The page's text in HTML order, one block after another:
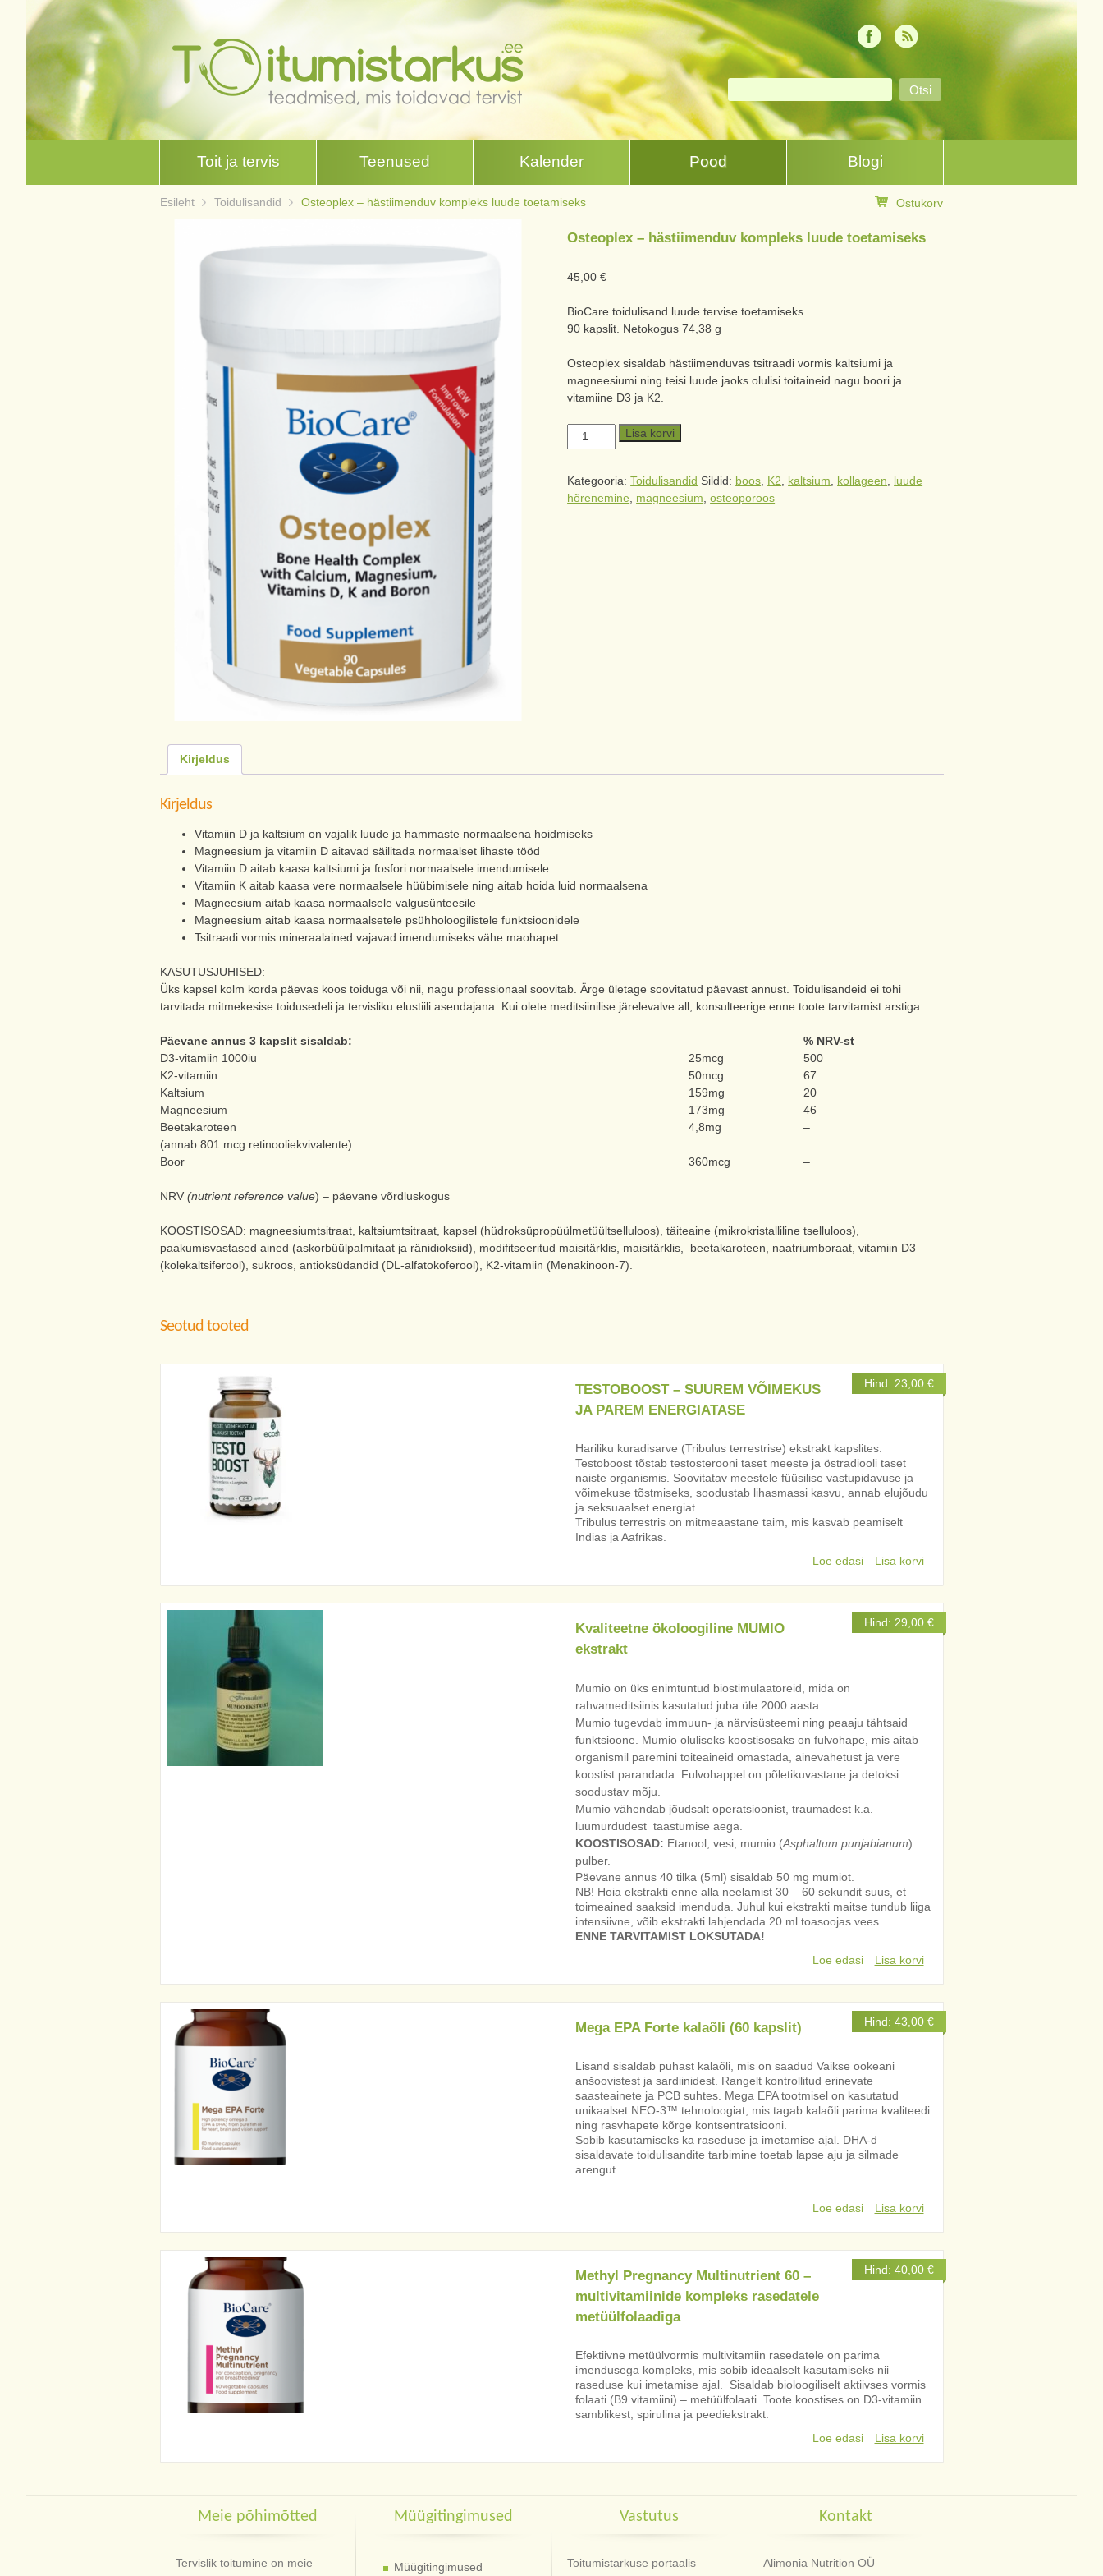
Toit ja tervis Teenused Kalender Pood Blogi
Esileht Toidulisandid Osteoplex – hästiimenduv kompleks luude toetamiseks Ostukorv
Osteoplex – hästiimenduv kompleks luude toetamiseks
45,00€
BioCare toidulisand luude tervise toetamiseks
90 kapslit. Netokogus 74,38 g
Osteoplex sisaldab hästiimenduvas tsitraadi vormis kaltsiumi ja
magneesiumi ning teisi luude jaoks olulisi toitaineid nagu boori ja
vitamiine D3 ja K2.
Lisa korvi
Kategooria:Toidulisandid Sildid: boos K2 kaltsium kollageen
luude
hõrenemine
magneesium ,osteoporoos
Kirjeldus
Kirjeldus
Vitamiin D ja kaltsium on vajalik luude ja hammaste normaalsena hoidmiseks
Magneesium ja vitamiin D aitavad säilitada normaalset lihaste tööd
Vitamiin D aitab kaasa kaltsiumi ja fosfori normaalsele imendumisele
Vitamiin K aitab kaasa vere normaalsele hüübimisele ning aitab hoida luid normaalsena
Magneesium aitab kaasa normaalsele valgusünteesile
Magneesium aitab kaasa normaalsetele psühholoogilistele funktsioonidele
Tsitraadi vormis mineraalained vajavad imendumiseks vähe maohapet
KASUTUSJUHISED:
Üks kapsel kolm korda päevas koos toiduga või nii, nagu professionaal soovitab. Ärge ületage soovitatud päevast annust. Toidulisandeid ei tohi
tarvitada mitmekesise toidusedeli ja tervisliku elustiili asendajana. Kui olete meditsiinilise järelevalve all, konsulteerige enne toote tarvitamist arstiga.
Päevane annus 3 kapslit sisaldab:
% NRV-st
D3-vitamiin 1000iu
25mcg
500
K2-vitamiin
50mcg
67
Kaltsium
159mg
20
Magneesium
173mg
46
Beetakaroteen
4,8mg
–
(annab 801 mcg retinooliekvivalente)
Boor
360mcg –
NRV (nutrient reference value) – päevane võrdluskogus
KOOSTISOSAD: magneesiumtsitraat, kaltsiumtsitraat, kapsel (hüdroksüpropüülmetüültselluloos), täiteaine (mikrokristalliline tselluloos),
paakumisvastased ained (askorbüülpalmitaat ja ränidioksiid), modifitseeritud maisitärklis, maisitärklis, beetakaroteen, naatriumboraat, vitamiin D3
(kolekaltsiferool), sukroos, antioksüdandid (DL-alfatokoferool), K2-vitamiin (Menakinoon-7).
Seotud tooted
TESTOBOOST – SUUREM VÕIMEKUS
JA PAREM ENERGIATASE
Hind: 23,00 €
Hariliku kuradisarve (Tribulus terrestrise) ekstrakt kapslites.
Testoboost tõstab testosterooni taset meeste ja östradiooli taset
naiste organismis. Soovitatav meestele füüsilise vastupidavuse ja
võimekuse tõstmiseks, soodustab lihasmassi kasvu, annab elujõudu
ja seksuaalset energiat.
Tribulus terrestris on mitmeaastane taim, mis kasvab peamiselt
Indias ja Aafrikas.
Loe edasi
Lisa korvi
Kvaliteetne ökoloogiline MUMIO
ekstrakt
Hind: 29,00 €
Mumio on üks enimtuntud biostimulaatoreid, mida on
rahvameditsiinis kasutatud juba üle 2000 aasta.
Mumio tugevdab immuun- ja närvisüsteemi ning peaaju tähtsaid
funktsioone. Mumio oluliseks koostisosaks on fulvohape, mis aitab
organismil paremini toiteaineid omastada, ainevahetust ja vere
koostist parandada. Fulvohappel on põletikuvastane ja detoksi
soodustav mõju.
Mumio vähendab jõudsalt operatsioonist, traumadest k.a.
luumurdudest taastumise aega.
KOOSTISOSAD: Etanool, vesi, mumio (Asphaltum punjabianum)
pulber.
Päevane annus 40 tilka (5ml) sisaldab 50 mg mumiot.
NB! Hoia ekstrakti enne alla neelamist 30 – 60 sekundit suus, et
toimeained saaksid imenduda. Juhul kui ekstrakti maitse tundub liiga
intensiivne, võib ekstrakti lahjendada 20 ml toasoojas vees.
ENNE TARVITAMIST LOKSUTADA!
Loe edasi
Lisa korvi
Mega EPA Forte kalaõli (60 kapslit) Hind: 43,00 €
Lisand sisaldab puhast kalaõli, mis on saadud Vaikse ookeani
anšoovistest ja sardiinidest. Rangelt kontrollitud erinevate
saasteainete ja PCB suhtes. Mega EPA tootmisel on kasutatud
unikaalset NEO-3™ tehnoloogiat, mis tagab kalaõli parima kvaliteedi
ning rasvhapete kõrge kontsentratsiooni.
Sobib kasutamiseks ka raseduse ja imetamise ajal. DHA-d
sisaldavate toidulisandite tarbimine toetab lapse aju ja silmade
arengut
Loe edasi Lisa korvi
Methyl Pregnancy Multinutrient 60 –
multivitamiinide kompleks rasedatele
metüülfolaadiga
Hind: 40,00 €
Efektiivne metüülvormis multivitamiin rasedatele on parima
imendusega kompleks, mis sobib ideaalselt kasutamiseks nii
raseduse kui imetamise ajal. Sisaldab bioloogiliselt aktiivses vormis
folaati (B9 vitamiini) – metüülfolaati. Toote koostises on D3-vitamiin
samblikest, spirulina ja peediekstrakt.
Loe edasi
Lisa korvi
Meie põhimõtted
Tervislik toitumine on meie
Müügitingimused
Müügitingimused
Vastutus
Toitumistarkuse portaalis
Kontakt
Alimonia Nutrition OÜ